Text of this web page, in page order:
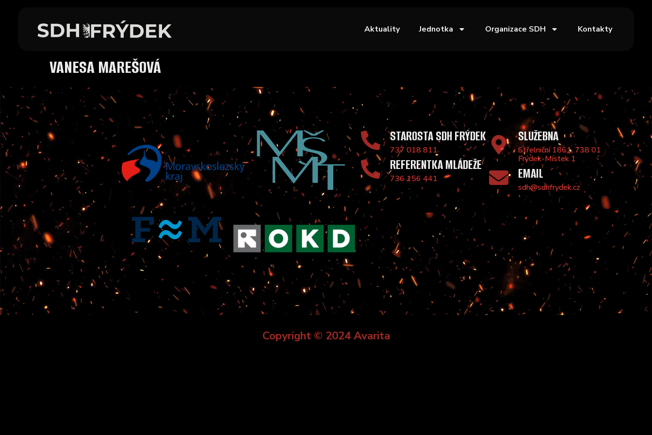
Aktuality Jednotka Organizace SDH Kontakty
VANESA MAREŠOVÁ
SLUŽEBNA
Střelniční 1861, 738 01
Frýdek-Místek 1
EMAIL
sdh@sdhfrydek.cz
STAROSTA SDH FRÝDEK
737 018 811
REFERENTKA MLÁDEŽE
736 156 441
Copyright © 2024 Avarita